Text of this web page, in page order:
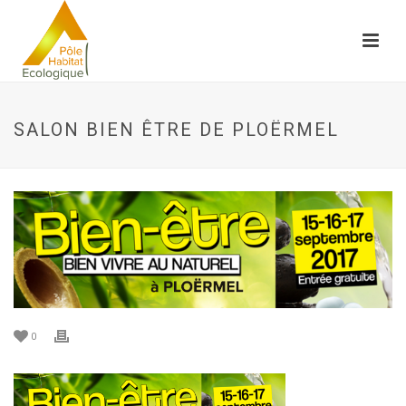
SALON BIEN ÊTRE DE PLOËRMEL
0